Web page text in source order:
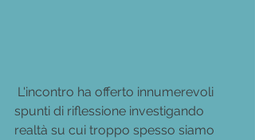
spunti di riflessione investigando
realtà su cui troppo spesso siamo